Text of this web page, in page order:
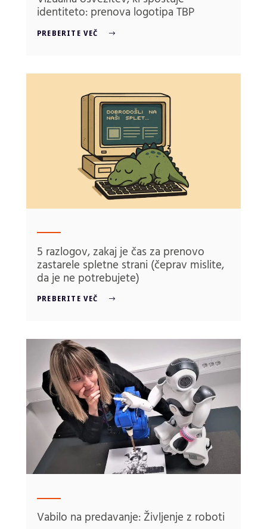
identiteto: prenova logotipa TBP
PREBERITE VEČ
5 razlogov, zakaj je čas za prenovo
zastarele spletne strani (čeprav mislite,
da je ne potrebujete)
PREBERITE VEČ
Vabilo na predavanje: Življenje z roboti